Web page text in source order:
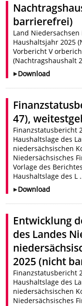
barrierefrei)
Land
Haushaltsjahr 2025
Vorbericht V
(Nachtragshaushalt
Download
47),
Finanzstatusbericht
Haushaltslage des
niedersächsischen
Niedersächsisches
Vorlage des
Haushaltslage des L
Download
Entwicklung
des Landes
2025 (nicht
Finanzstatusbericht
Haushaltslage des
niedersächsischen
Niedersächsisches